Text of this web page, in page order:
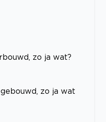
zo ja wat?
zo ja wat